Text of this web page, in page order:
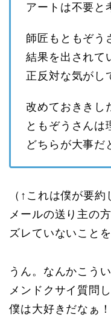
アートは不要と
師匠もともぞう
結果を出されて
正反対な気がし
改めておききし
ともぞうさんは
どちらが大事だ
（↑これは僕が要
メールの送り主の
ズレていないこと
うん。なんかこう
メンドクサイ質問
僕は大好きだなぁ！